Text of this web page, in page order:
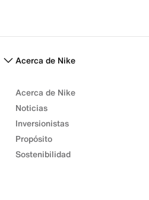
Acerca de Nike
Acerca de Nike
Noticias
Inversionistas
Propósito
Sostenibilidad